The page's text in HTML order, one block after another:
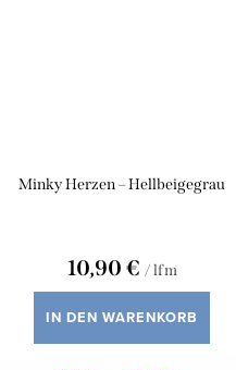
Minky Herzen – Hellbeigegrau
10,90 € / lfm
IN DEN WARENKORB